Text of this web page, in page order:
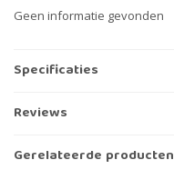
Geen informatie gevonden
Specificaties
Reviews
Gerelateerde producten